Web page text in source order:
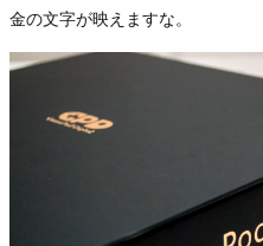
金の文字が映えますな。